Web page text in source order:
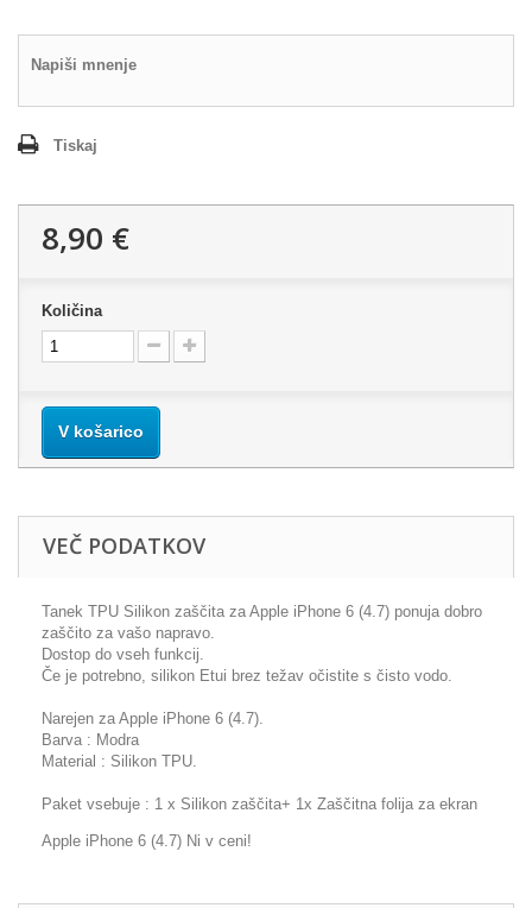
Napiši mnenje
Tiskaj
8,90 €
Količina
V košarico
VEČ PODATKOV
Tanek TPU Silikon zaščita za Apple iPhone 6 (4.7) ponuja dobro
zaščito za vašo napravo.
Dostop do vseh funkcij.
Če je potrebno, silikon Etui brez težav očistite s čisto vodo.
Narejen za Apple iPhone 6 (4.7).
Barva : Modra
Material : Silikon TPU.
Paket vsebuje : 1 x Silikon zaščita+ 1x Zaščitna folija za ekran
Apple iPhone 6 (4.7) Ni v ceni!